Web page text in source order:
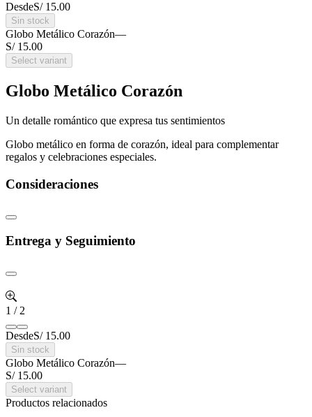
DesdeS/ 15.00
Sin stock
Globo Metálico Corazón—
S/ 15.00
Select variant
Globo Metálico Corazón
Un detalle romántico que expresa tus sentimientos
Globo metálico en forma de corazón, ideal para complementar
regalos y celebraciones especiales.
Consideraciones
Entrega y Seguimiento
1 / 2
DesdeS/ 15.00
Sin stock
Globo Metálico Corazón—
S/ 15.00
Select variant
Productos relacionados